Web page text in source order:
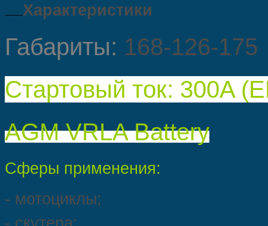
Характеристики
Габариты: 168-126-175
Стартовый ток: 300A
AGM VRLA Battery
Сферы применения:
- мотоциклы;